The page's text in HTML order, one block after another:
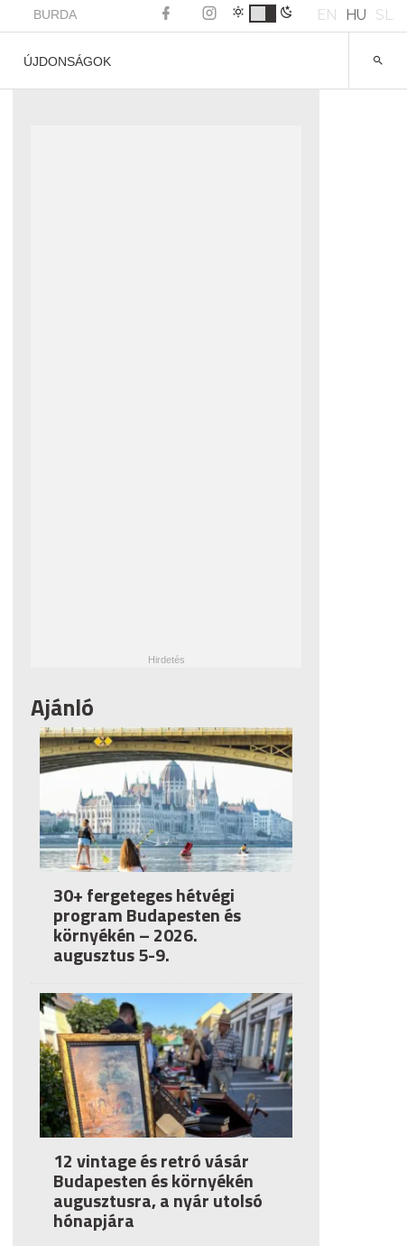
BURDA EN HU SL
ÚJDONSÁGOK
Ajánló
30+ fergeteges hétvégi
program Budapesten és
környékén – 2026.
augusztus 5-9.
12 vintage és retró vásár
Budapesten és környékén
augusztusra, a nyár utolsó
hónapjára